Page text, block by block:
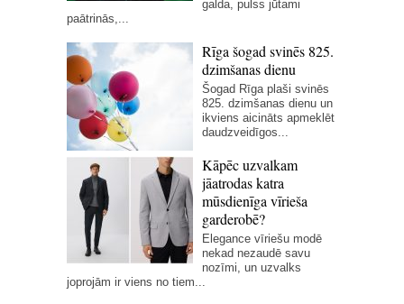
galda, pulss jūtami
paātrinās,...
Rīga šogad svinēs 825.
dzimšanas dienu
Šogad Rīga plaši svinēs
825. dzimšanas dienu un
ikviens aicināts apmeklēt
daudzveidīgos...
Kāpēc uzvalkam
jāatrodas katra
mūsdienīga vīrieša
garderobē?
Elegance vīriešu modē
nekad nezaudē savu
nozīmi, un uzvalks
joprojām ir viens no tiem...